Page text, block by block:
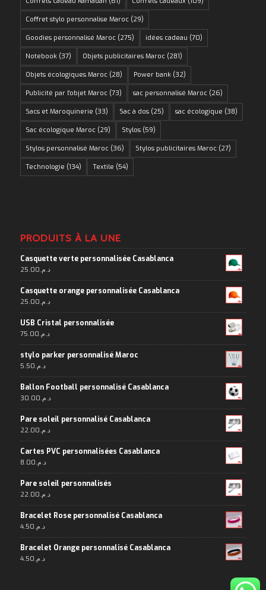
Coffret stylo personnalise Maroc(29)
Goodies personnalisé Maroc(275) idées cadeau (70)
Notebook(37) Objets publicitaires Maroc(281)
Objets écologiques Maroc(28) Power bank(32)
Publicité par l'objet Maroc(73) sac personnalisé Maroc(26)
Sacs et Maroquinerie (33) Sac à dos(25) sac écologique (38)
Sac écologique Maroc(29) Stylos(59)
Stylos personnalisé Maroc(36) Stylos publicitaires Maroc(27)
Technologie (134) Textile (54)
PRODUITS À LA UNE
Casquette verte personnalisée Casablanca
د.م.25.00
Casquette orange personnalisée Casablanca
د.م.25.00
USB Cristal personnalisée
د.م.75.00
stylo parker personnalisé Maroc
د.م.5.50
Ballon Football personnalisé Casablanca
د.م.30.00
Pare soleil personnalisé Casablanca
د.م.22.00
Cartes PVC personnalisées Casablanca
د.م.8.00
Pare soleil personnalisés
د.م.22.00
Bracelet Rose personnalisé Casablanca
د.م.4.50
Bracelet Orange personnalisé Casablanca
د.م.4.50